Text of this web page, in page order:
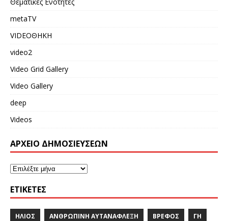
metaTV
VIDEOΘΗΚΗ
video2
Video Grid Gallery
Video Gallery
deep
Videos
ΑΡΧΕΙΟ ΔΗΜΟΣΙΕΥΣΕΩΝ
ΕΤΙΚΈΤΕΣ
ΉΛΙΟΣ ΑΝΘΡΏΠΙΝΗ ΑΥΤΑΝΑΦΛΕΞΗ ΒΡΈΦΟΣ ΓΗ